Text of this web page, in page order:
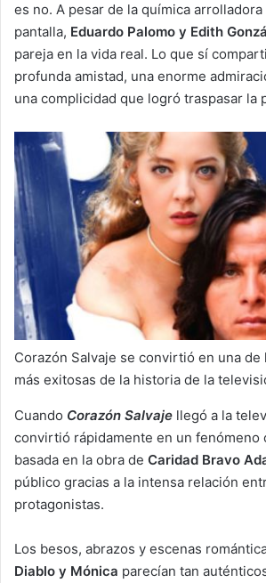
es no. A pesar de la química
pantalla, Eduardo Palomo y Edith
pareja en la vida real. Lo que sí
profunda amistad, una enorme
una complicidad que logró traspasar la
Corazón Salvaje se convirtió en una de
más exitosas de la historia de la
Cuando Corazón Salvaje llegó a la
convirtió rápidamente en un fenómeno
basada en la obra de Caridad Bravo
público gracias a la intensa relación
protagonistas.
Los besos, abrazos y escenas
Diablo y Mónica parecían tan